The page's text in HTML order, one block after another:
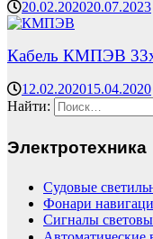
20.02.202020.07.2023
Кабель КМПЭВ
12.02.202015.04.2020
Найти:
Электротехника
Судовые
Фонари
Сигналы